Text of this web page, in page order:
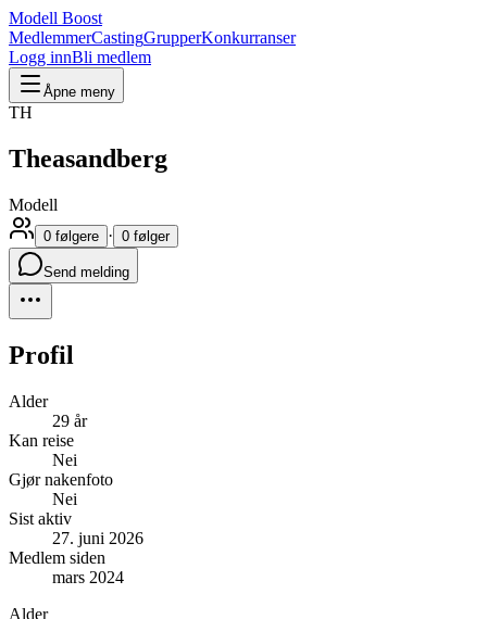
Modell Boost
MedlemmerCastingGrupperKonkurranser
Logg innBli medlem
Åpne meny
TH
Theasandberg
Modell
0 følgere · 0 følger
Send melding
Profil
Alder
29 år
Kan reise
Nei
Gjør nakenfoto
Nei
Sist aktiv
27. juni 2026
Medlem siden
mars 2024
Alder